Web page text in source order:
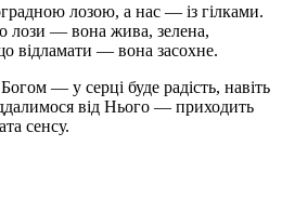
лозою, а нас — із гілками.
лози — вона жива, зелена,
відламати — вона засохне.
— у серці буде радість, навіть
від Нього — приходить
сенсу.